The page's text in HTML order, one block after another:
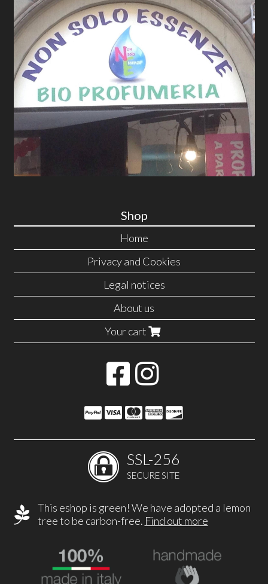
Shop
Home
Privacy and Cookies
Legal notices
About us
Your cart
SSL-256
SECURE SITE
This eshop is green! We have adopted a lemon
tree to be carbon-free. Find out more